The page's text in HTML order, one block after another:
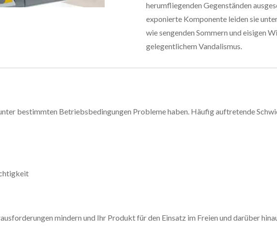
herumfliegenden Gegenständen
exponierte Komponente leiden sie
wie sengenden Sommern und eisigen
gelegentlichem Vandalismus.
bestimmten Betriebsbedingungen Probleme haben. Häufig auftretende
mindern und Ihr Produkt für den Einsatz im Freien und darüber